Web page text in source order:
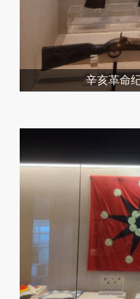
辛亥革命